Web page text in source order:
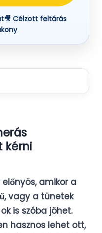
🎥 Célzott feltárás
kérni
amikor a
vagy a tünetek
is szóba jöhet.
hasznos lehet ott,